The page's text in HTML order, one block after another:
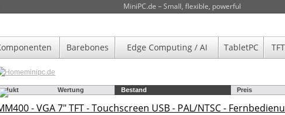
MiniPC.de – Small, flexible, powerful
Barebones Edge Computing / AI TabletPC
minipc.de
Wertung Bestand Preis
- VGA 7" TFT - Touchscreen USB - PAL/NTSC -